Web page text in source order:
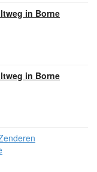
in Borne
in Borne